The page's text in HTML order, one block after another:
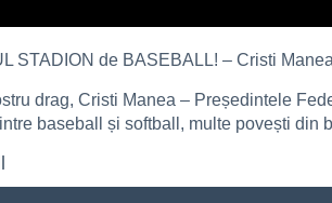
STADION de BASEBALL! – Cristi Manea
drag, Cristi Manea – Președintele
baseball și softball, multe povești din